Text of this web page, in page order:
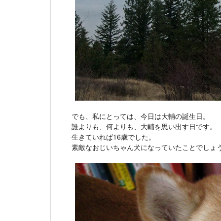
でも、私にとっては、今日は大輔の誕生日。
誰よりも、何よりも、大輔を思い出す日です。
生きていれば16歳でした。
素敵なおじいちゃん犬になっていたことでしょ